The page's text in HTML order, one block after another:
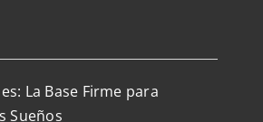
La Base Firme para
Sueños